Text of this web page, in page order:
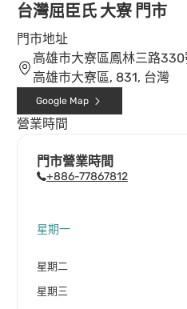
台灣屈臣氏 大寮 門市
門市地址
高雄市大寮區鳳林三路
高雄市大寮區, 831, 台灣
Google Map
營業時間
門市營業時間
+886-77867812
星期一
星期二
星期三